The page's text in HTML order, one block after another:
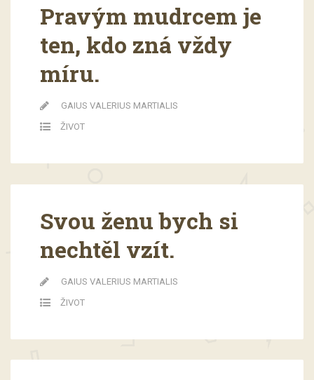
Pravým mudrcem je
ten, kdo zná vždy
míru.
GAIUS VALERIUS MARTIALIS
ŽIVOT
Svou ženu bych si
nechtěl vzít.
GAIUS VALERIUS MARTIALIS
ŽIVOT